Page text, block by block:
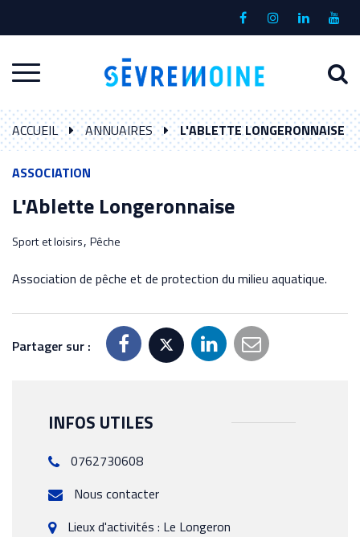
Lien
compte
Lien
Lien
compte
Lien
la
Aller
à
la
navigation
à
ACCUEIL ANNUAIRES L'ABLETTE LONGERONNAISE
ASSOCIATION
L'Ablette Longeronnaise
Sport et loisirs, Pêche
Association de pêche et de protection du milieu aquatique.
Partager sur :
INFOS UTILES
0762730608
Nous contacter
Lieux d'activités : Le Longeron